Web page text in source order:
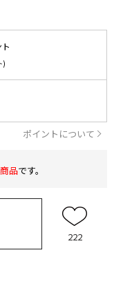
)
ポイントについて
品です。
222